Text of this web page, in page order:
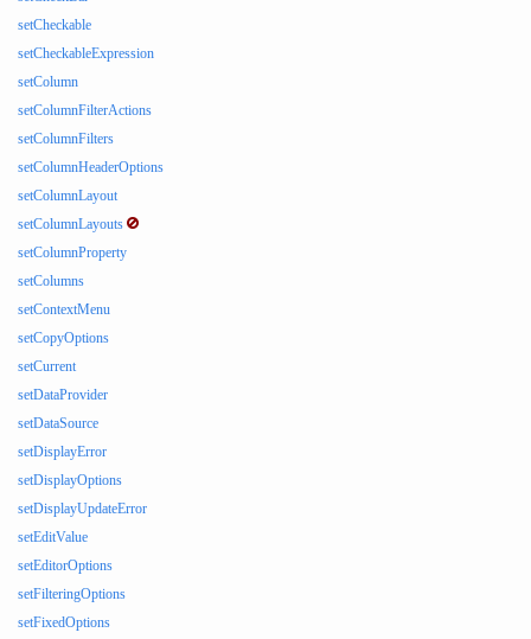
setCheckable
setCheckableExpression
setColumn
setColumnFilterActions
setColumnFilters
setColumnHeaderOptions
setColumnLayout
setColumnLayouts
setColumnProperty
setColumns
setContextMenu
setCopyOptions
setCurrent
setDataProvider
setDataSource
setDisplayError
setDisplayOptions
setDisplayUpdateError
setEditValue
setEditorOptions
setFilteringOptions
setFixedOptions